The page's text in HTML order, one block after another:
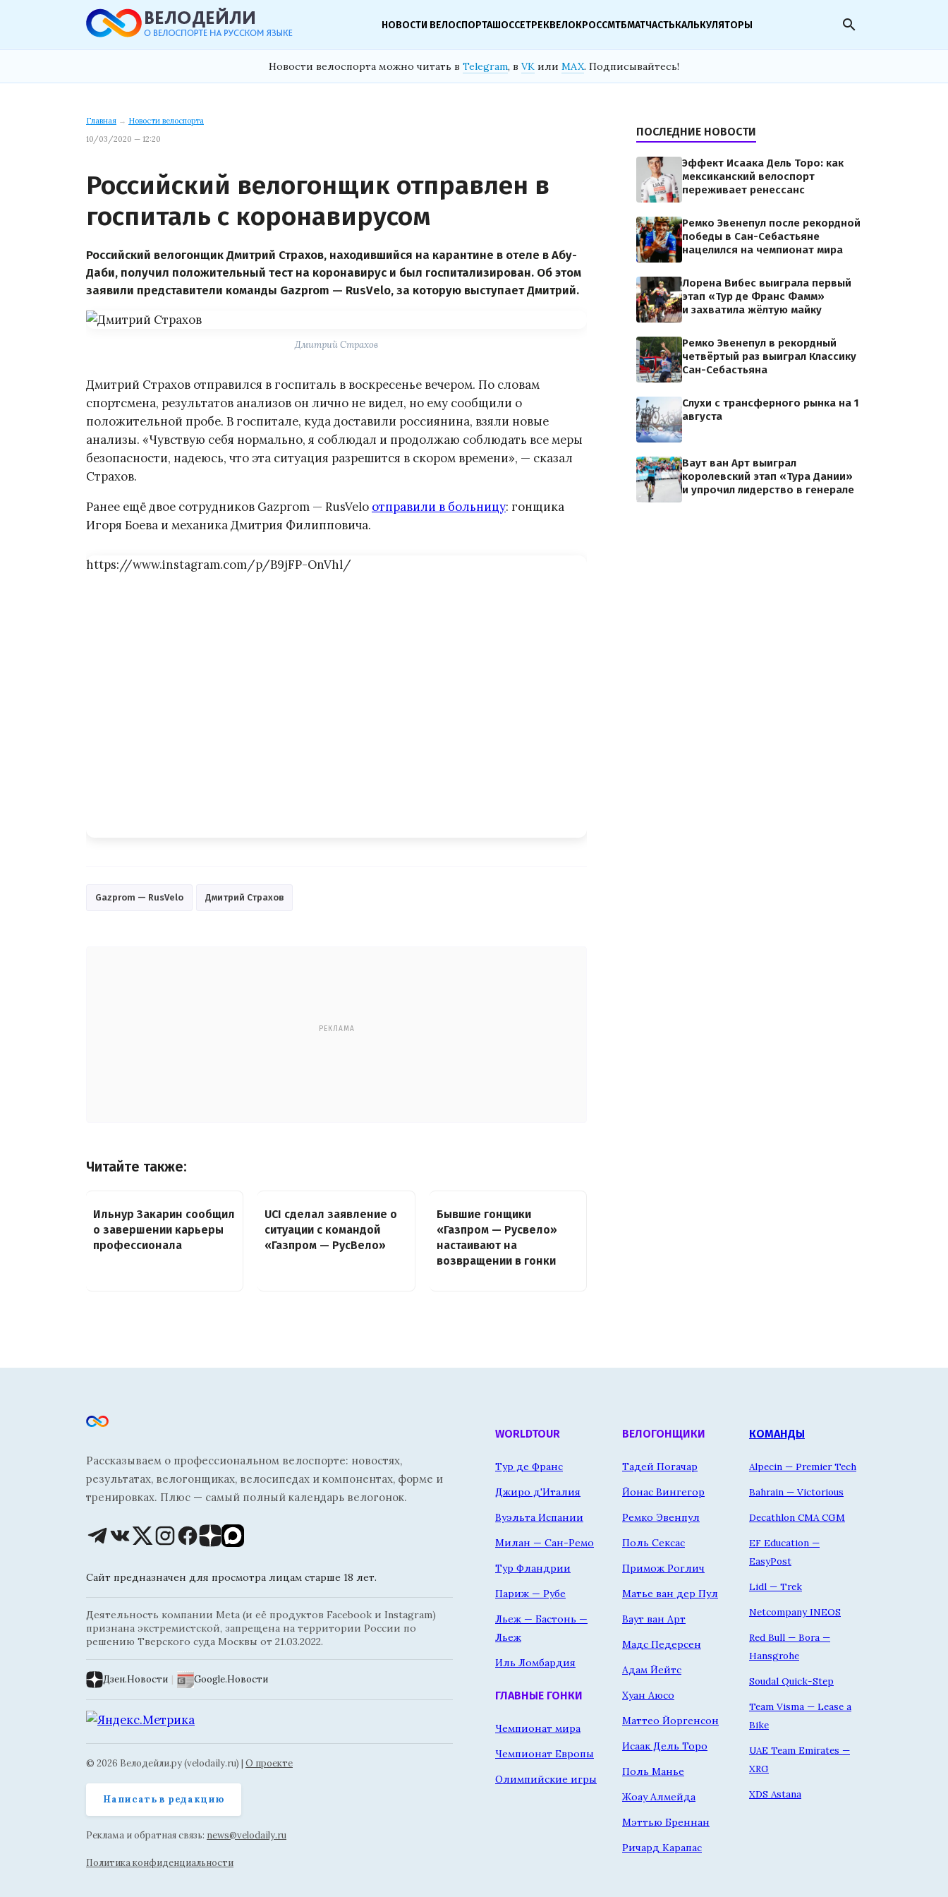
НОВОСТИ ВЕЛОСПОРТАШОССЕТРЕКВЕЛОКРОССМТБМАТЧАСТЬКАЛЬКУЛЯТОРЫ search
Новости велоспорта можно читать в Telegram, в VK или MAX. Подписывайтесь!
Главная → Новости велоспорта
10/03/2020 — 12:20
Российский велогонщик отправлен в
госпиталь с коронавирусом
Российский велогонщик Дмитрий Страхов, находившийся на карантине в отеле в Абу-
Даби, получил положительный тест на коронавирус и был госпитализирован. Об этом
заявили представители команды Gazprom — RusVelo, за которую выступает Дмитрий.
Дмитрий Страхов
Дмитрий Страхов отправился в госпиталь в воскресенье вечером. По словам
спортсмена, результатов анализов он лично не видел, но ему сообщили о
положительной пробе. В госпитале, куда доставили россиянина, взяли новые
анализы. «Чувствую себя нормально, я соблюдал и продолжаю соблюдать все меры
безопасности, надеюсь, что эта ситуация разрешится в скором времени», — сказал
Страхов.
Ранее ещё двое сотрудников Gazprom — RusVelo отправили в больницу: гонщика
Игоря Боева и механика Дмитрия Филипповича.
https://www.instagram.com/p/B9jFP-OnVhl/
Gazprom — RusVelo Дмитрий Страхов
РЕКЛАМА
Читайте также:
Ильнур Закарин сообщил
о завершении карьеры
профессионала
UCI сделал заявление о
ситуации с командой
«Газпром — РусВело»
Бывшие гонщики
«Газпром — Русвело»
настаивают на
возвращении в гонки
ПОСЛЕДНИЕ НОВОСТИ
Эффект Исаака Дель Торо: как
мексиканский велоспорт
переживает ренессанс
Ремко Эвенепул после рекордной
победы в Сан-Себастьяне
нацелился на чемпионат мира
Лорена Вибес выиграла первый
этап «Тур де Франс Фамм»
и захватила жёлтую майку
Ремко Эвенепул в рекордный
четвёртый раз выиграл Классику
Сан-Себастьяна
Слухи с трансферного рынка на 1
августа
Ваут ван Арт выиграл
королевский этап «Тура Дании»
и упрочил лидерство в генерале
Рассказываем о профессиональном велоспорте: новостях,
результатах, велогонщиках, велосипедах и компонентах, форме и
тренировках. Плюс — самый полный календарь велогонок.
Сайт предназначен для просмотра лицам старше 18 лет.
Деятельность компании Meta (и её продуктов Facebook и Instagram)
признана экстремистской, запрещена на территории России по
решению Тверского суда Москвы от 21.03.2022.
Дзен.Новости | Google.Новости
© 2026 Велодейли.ру (velodaily.ru) | О проекте
Написать в редакцию
Реклама и обратная связь: news@velodaily.ru
Политика конфиденциальности
WORLDTOUR
Тур де Франс
Джиро д'Италия
Вуэльта Испании
Милан — Сан-Ремо
Тур Фландрии
Париж — Рубе
Льеж — Бастонь —
Льеж
Иль Ломбардия
ГЛАВНЫЕ ГОНКИ
Чемпионат мира
Чемпионат Европы
Олимпийские игры
ВЕЛОГОНЩИКИ
Тадей Погачар
Йонас Вингегор
Ремко Эвенпул
Поль Сексас
Примож Роглич
Матье ван дер Пул
Ваут ван Арт
Мадс Педерсен
Адам Йейтс
Хуан Аюсо
Маттео Йоргенсон
Исаак Дель Торо
Поль Манье
Жоау Алмейда
Мэттью Бреннан
Ричард Карапас
КОМАНДЫ
Alpecin — Premier Tech
Bahrain — Victorious
Decathlon CMA CGM
EF Education —
EasyPost
Lidl — Trek
Netcompany INEOS
Red Bull — Bora —
Hansgrohe
Soudal Quick-Step
Team Visma — Lease a
Bike
UAE Team Emirates —
XRG
XDS Astana